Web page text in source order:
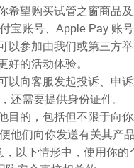
希望购买试管之窗商品
宝账号、Apple Pay 账
以参加由我们或第三方
好的活动体验。
以向客服发起投诉、申
还需要提供身份证件。
目的，包括但不限于向
他们向你发送有关其产
以下情形中，使用你的